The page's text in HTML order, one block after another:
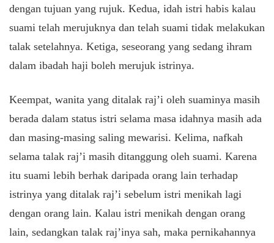
dengan tujuan yang rujuk. Kedua, idah istri habis kalau
suami telah merujuknya dan telah suami tidak melakukan
talak setelahnya. Ketiga, seseorang yang sedang ihram
dalam ibadah haji boleh merujuk istrinya.
Keempat, wanita yang ditalak raj’i oleh suaminya masih
berada dalam status istri selama masa idahnya masih ada
dan masing-masing saling mewarisi. Kelima, nafkah
selama talak raj’i masih ditanggung oleh suami. Karena
itu suami lebih berhak daripada orang lain terhadap
istrinya yang ditalak raj’i sebelum istri menikah lagi
dengan orang lain. Kalau istri menikah dengan orang
lain, sedangkan talak raj’inya sah, maka pernikahannya